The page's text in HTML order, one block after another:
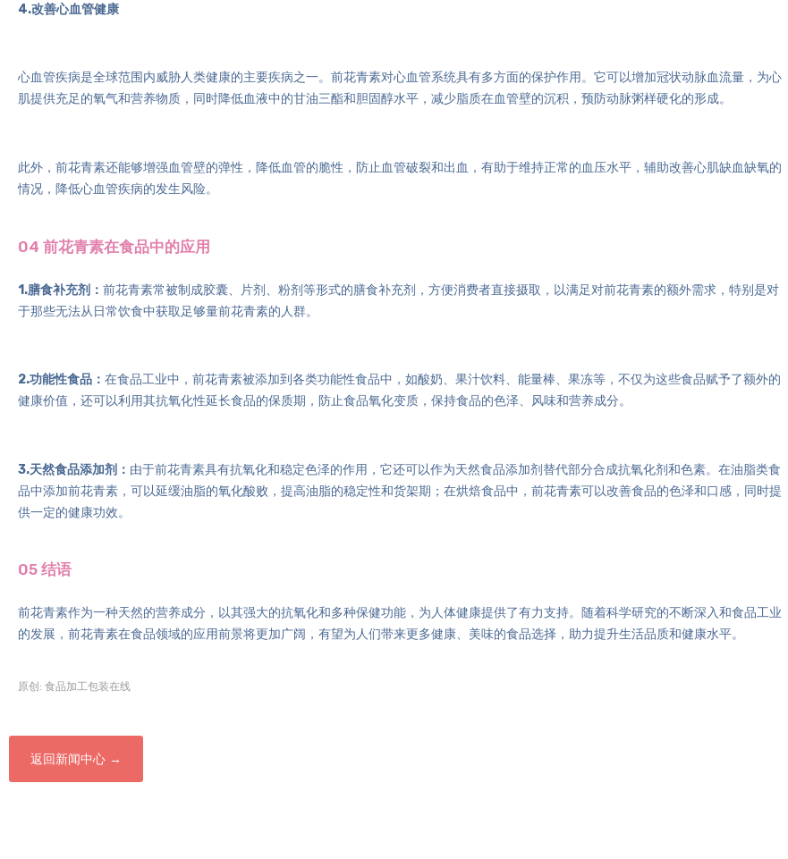
4.改善心血管健康
心血管疾病是全球范围内威胁人类健康的主要疾病之一。前花青素对心血管系统具有多方面的保护作用。它可以增加冠状动脉血流量，为心
肌提供充足的氧气和营养物质，同时降低血液中的甘油三酯和胆固醇水平，减少脂质在血管壁的沉积，预防动脉粥样硬化的形成。
此外，前花青素还能够增强血管壁的弹性，降低血管的脆性，防止血管破裂和出血，有助于维持正常的血压水平，辅助改善心肌缺血缺氧的
情况，降低心血管疾病的发生风险。
04 前花青素在食品中的应用
1.膳食补充剂： 前花青素常被制成胶囊、片剂、粉剂等形式的膳食补充剂，方便消费者直接摄取，以满足对前花青素的额外需求，特别是对
于那些无法从日常饮食中获取足够量前花青素的人群。
2.功能性食品： 在食品工业中，前花青素被添加到各类功能性食品中，如酸奶、果汁饮料、能量棒、果冻等，不仅为这些食品赋予了额外的
健康价值，还可以利用其抗氧化性延长食品的保质期，防止食品氧化变质，保持食品的色泽、风味和营养成分。
3.天然食品添加剂： 由于前花青素具有抗氧化和稳定色泽的作用，它还可以作为天然食品添加剂替代部分合成抗氧化剂和色素。在油脂类食
品中添加前花青素，可以延缓油脂的氧化酸败，提高油脂的稳定性和货架期；在烘焙食品中，前花青素可以改善食品的色泽和口感，同时提
供一定的健康功效。
05 结语
前花青素作为一种天然的营养成分，以其强大的抗氧化和多种保健功能，为人体健康提供了有力支持。随着科学研究的不断深入和食品工业
的发展，前花青素在食品领域的应用前景将更加广阔，有望为人们带来更多健康、美味的食品选择，助力提升生活品质和健康水平。
原创: 食品加工包装在线
返回新闻中心 →